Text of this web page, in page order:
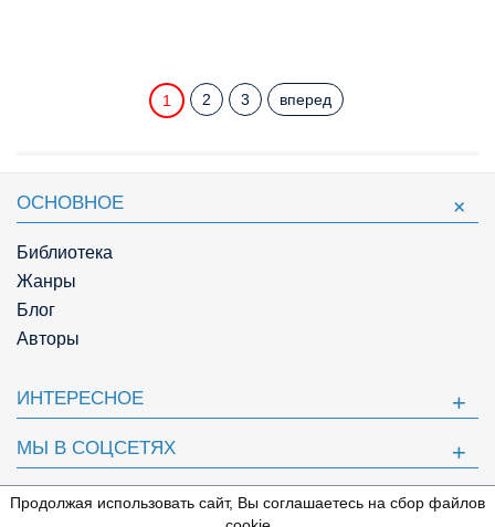
1 2 3 вперед
⇩
ОСНОВНОЕ
Библиотека
Жанры
Блог
Авторы
ИНТЕРЕСНОЕ
МЫ В СОЦСЕТЯХ
ПОЛЕЗНОЕ
Продолжая использовать сайт, Вы соглашаетесь на сбор файлов